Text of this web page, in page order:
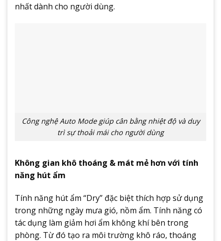
nhất dành cho người dùng.
Công nghệ Auto Mode giúp cân bằng nhiệt độ và duy
trì sự thoải mái cho người dùng
Không gian khô thoáng & mát mẻ hơn với tính
năng hút ẩm
Tính năng hút ẩm “Dry” đặc biệt thích hợp sử dụng
trong những ngày mưa gió, nồm ẩm. Tính năng có
tác dụng làm giảm hơi ẩm không khí bên trong
phòng. Từ đó tạo ra môi trường khô ráo, thoáng